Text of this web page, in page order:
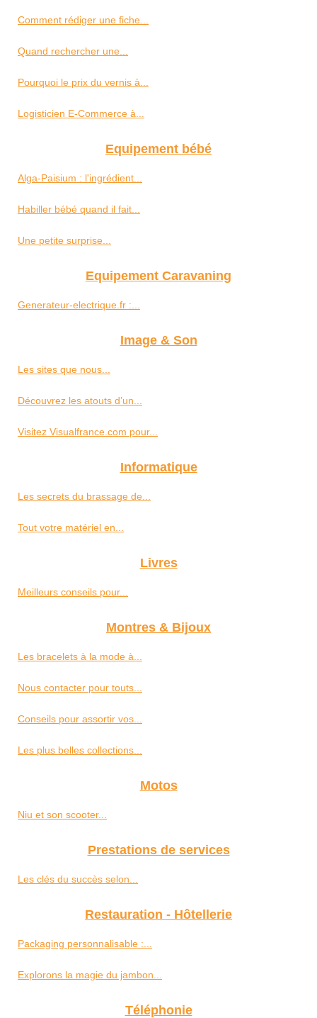
Comment rédiger une fiche...
Quand rechercher une...
Pourquoi le prix du vernis à...
Logisticien E-Commerce à...
Equipement bébé
Alga-Paisium : l'ingrédient...
Habiller bébé quand il fait...
Une petite surprise...
Equipement Caravaning
Generateur-electrique.fr :...
Image & Son
Les sites que nous...
Découvrez les atouts d’un...
Visitez Visualfrance.com pour...
Informatique
Les secrets du brassage de...
Tout votre matériel en...
Livres
Meilleurs conseils pour...
Montres & Bijoux
Les bracelets à la mode à...
Nous contacter pour touts...
Conseils pour assortir vos...
Les plus belles collections...
Motos
Niu et son scooter...
Prestations de services
Les clés du succès selon...
Restauration - Hôtellerie
Packaging personnalisable :...
Explorons la magie du jambon...
Téléphonie